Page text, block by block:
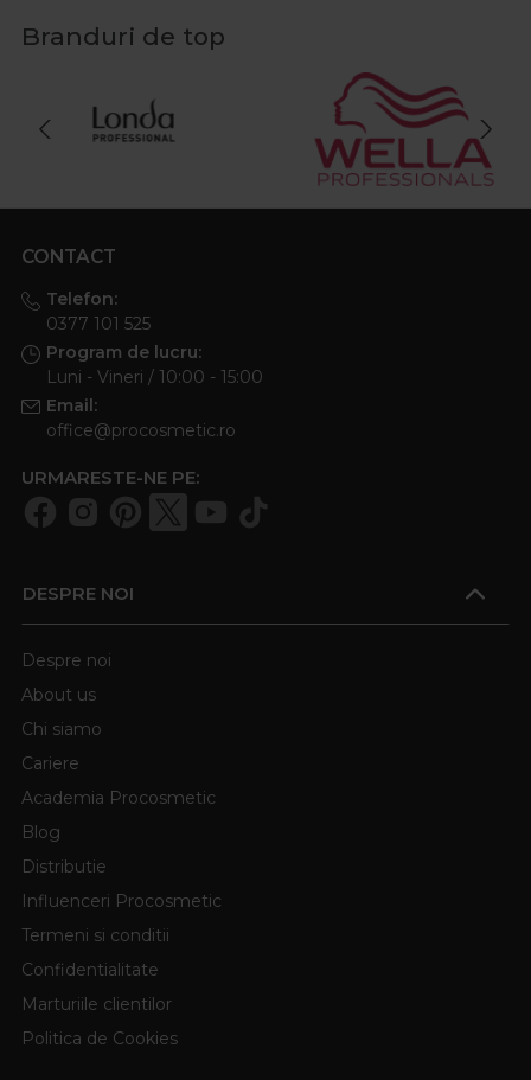
Branduri de top
CONTACT
Telefon:
0377 101 525
Program de lucru:
Luni - Vineri / 10:00 - 15:00
Email:
office@procosmetic.ro
URMARESTE-NE PE:
DESPRE NOI
Despre noi
About us
Chi siamo
Cariere
Academia Procosmetic
Blog
Distributie
Influenceri Procosmetic
Termeni si conditii
Confidentialitate
Marturiile clientilor
Politica de Cookies